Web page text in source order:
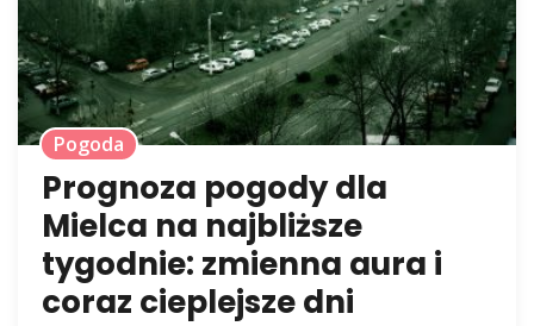
Pogoda
Prognoza pogody dla
Mielca na najbliższe
tygodnie: zmienna aura i
coraz cieplejsze dni